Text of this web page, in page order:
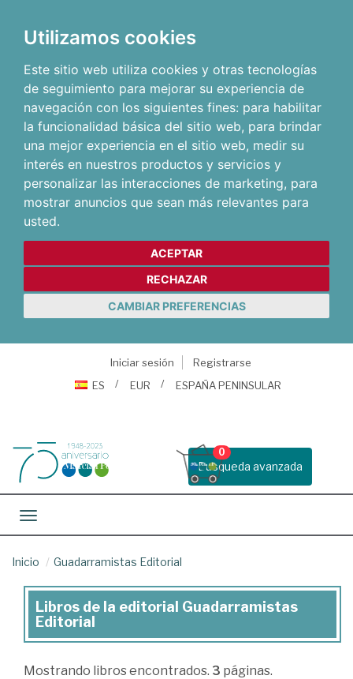
Utilizamos cookies
Este sitio web utiliza cookies y otras tecnologías
de seguimiento para mejorar su experiencia de
navegación con los siguientes fines: para habilitar
la funcionalidad básica del sitio web, para brindar
una mejor experiencia en el sitio web, medir su
interés en nuestros productos y servicios y
personalizar las interacciones de marketing, para
mostrar anuncios que sean más relevantes para
usted.
ACEPTAR
RECHAZAR
CAMBIAR PREFERENCIAS
Iniciar sesión
Registrarse
ES
EUR ESPAÑA PENINSULAR
Busqueda avanzada
0
Toggle navigation
Inicio Guadarramistas Editorial
Libros
de
la
Libros de la editorial Guadarramistas
Editorial
Mostrando libros encontrados. 3 páginas.